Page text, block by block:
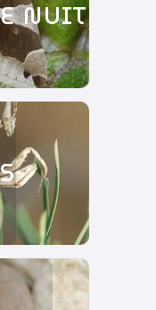
NUIT